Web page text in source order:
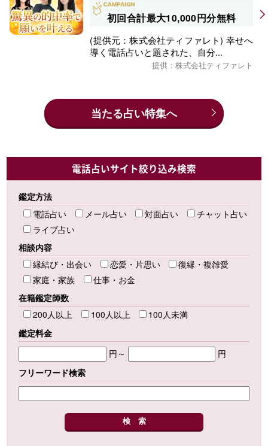
初回合計最大10,000円分無料
(提供元：株式会社ティファレト) 幸せへ
導く電話占いと題された、自分...
提供：株式会社ティファレト
当たる占い特集へ
電話占いサイト絞り込み検索
鑑定方法
電話占い
メール占い 対面占い
チャット占い
ライブ占い
相談内容
縁結び・出会い
恋愛・片思い
復縁・複雑愛
家庭・家族
仕事・お金
在籍鑑定師数
200人以上
100人以上
100人未満
鑑定料金
円～
円
フリーワード検索